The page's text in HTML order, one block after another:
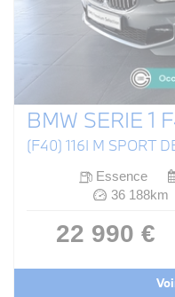
BMW SERIE 1
(F40) 116I M SPORT
Essence
36 188km
22 990 €